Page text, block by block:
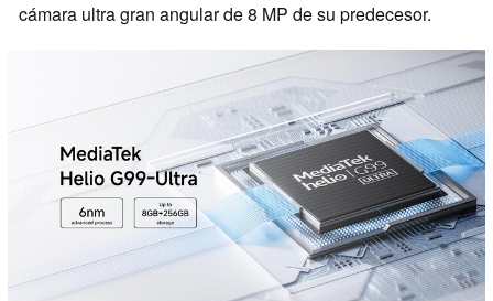
cámara ultra gran angular de 8 MP de su predecesor.